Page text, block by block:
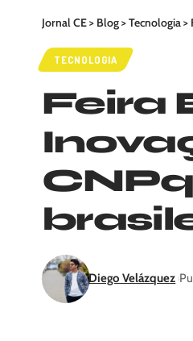
Jornal CE> Blog>Tecnologia>
TECNOLOGIA
Feira
Diego Velázquez